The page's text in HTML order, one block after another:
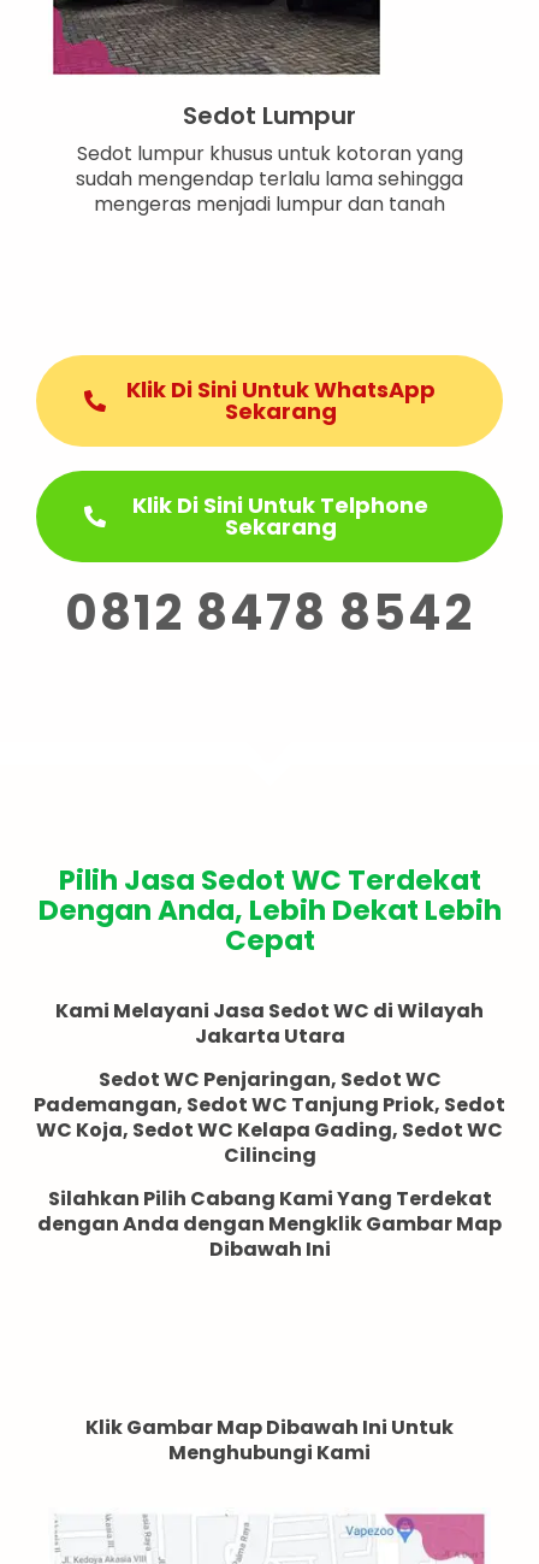
Sedot Lumpur
Sedot lumpur khusus untuk kotoran yang
sudah mengendap terlalu lama sehingga
mengeras menjadi lumpur dan tanah
Klik Di Sini Untuk WhatsApp
Sekarang
Klik Di Sini Untuk Telphone
Sekarang
0812 8478 8542
Pilih Jasa Sedot WC Terdekat
Dengan Anda, Lebih Dekat Lebih
Cepat
Kami Melayani Jasa Sedot WC di Wilayah
Jakarta Utara
Sedot WC Penjaringan, Sedot WC
Pademangan, Sedot WC Tanjung Priok, Sedot
WC Koja, Sedot WC Kelapa Gading, Sedot WC
Cilincing
Silahkan Pilih Cabang Kami Yang Terdekat
dengan Anda dengan Mengklik Gambar Map
Dibawah Ini
Klik Gambar Map Dibawah Ini Untuk
Menghubungi Kami